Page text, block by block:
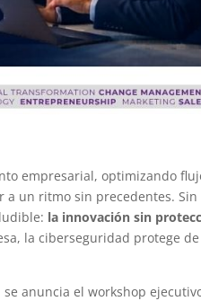
empresarial, optimizando
a un ritmo sin precedentes. Sin
la innovación sin
la ciberseguridad protege de
anuncia el workshop